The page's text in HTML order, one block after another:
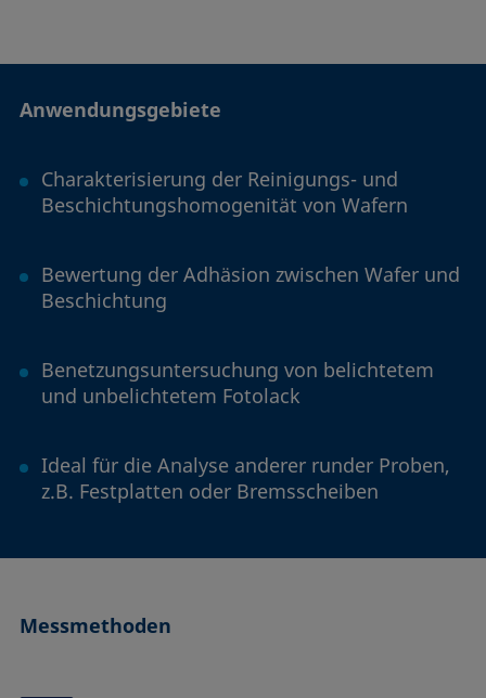
Anwendungsgebiete
Charakterisierung der Reinigungs- und
Beschichtungshomogenität von Wafern
Bewertung der Adhäsion zwischen Wafer und
Beschichtung
Benetzungsuntersuchung von belichtetem
und unbelichtetem Fotolack
Ideal für die Analyse anderer runder Proben,
z.B. Festplatten oder Bremsscheiben
Messmethoden